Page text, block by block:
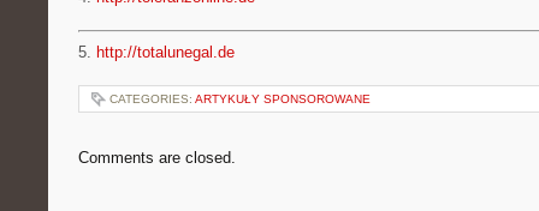
5. http://totalunegal.de
CATEGORIES: ARTYKUŁY SPONSOROWANE
Comments are closed.